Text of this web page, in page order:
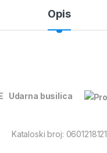
Opis
Udarna busilica
Kataloski broj: 0601218121